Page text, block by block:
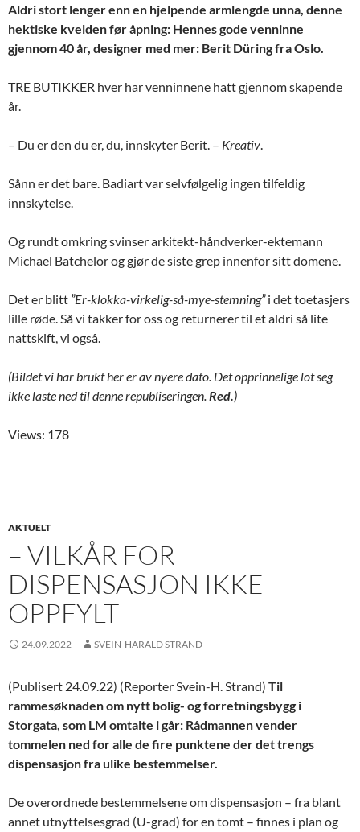
Aldri stort lenger enn en hjelpende armlengde unna, denne
hektiske kvelden før åpning: Hennes gode venninne
gjennom 40 år, designer med mer: Berit Düring fra Oslo.
TRE BUTIKKER hver har venninnene hatt gjennom skapende
år.
– Du er den du er, du, innskyter Berit. – Kreativ.
Sånn er det bare. Badiart var selvfølgelig ingen tilfeldig
innskytelse.
Og rundt omkring svinser arkitekt-håndverker-ektemann
Michael Batchelor og gjør de siste grep innenfor sitt domene.
Det er blitt ”Er-klokka-virkelig-så-mye-stemning”i det toetasjers
lille røde. Så vi takker for oss og returnerer til et aldri så lite
nattskift, vi også.
(Bildet vi har brukt her er av nyere dato. Det opprinnelige lot seg
ikke laste ned til denne republiseringen.Red.)
Views: 178
AKTUELT
– VILKÅR FOR
DISPENSASJON IKKE
OPPFYLT
24.09.2022 SVEIN-HARALD STRAND
(Publisert 24.09.22) (Reporter Svein-H. Strand) Til
rammesøknaden om nytt bolig- og forretningsbygg i
Storgata, som LM omtalte i går: Rådmannen vender
tommelen ned for alle de fire punktene der det trengs
dispensasjon fra ulike bestemmelser.
De overordnede bestemmelsene om dispensasjon – fra blant
annet utnyttelsesgrad (U-grad) for en tomt – finnes i plan og